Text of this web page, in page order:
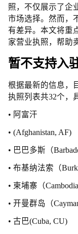
照，不仅展示了企
市场选择。然而，
有差异。本文将重
家营业执照，帮助
暂不支持入
根据最新的信息，
执照列表共32个，
• 阿富汗
• (Afghanistan, AF)
• 巴巴多斯（
• 布基纳法索（
• 柬埔寨（
• 开曼群岛（
• 古巴(Cuba, CU)